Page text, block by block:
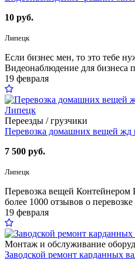
10 руб.
Липецк
Если бизнес мен, то это тебе
Видеонаблюдение для бизнеса
19 февраля
Переезды / грузчики
Перевозка домашних вещей жд
7 500 руб.
Липецк
Перевозка вещей
более 1000 отзывов о
19 февраля
Монтаж и обслуживание
Заводской ремонт карданных